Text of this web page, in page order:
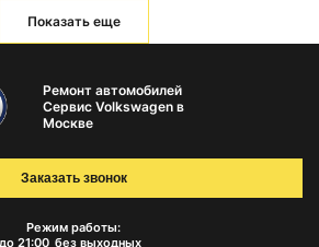
Показать еще
Ремонт автомобилей
Сервис Volkswagen в
Москве
Режим работы:
21:00 без выходных
Заказать звонок